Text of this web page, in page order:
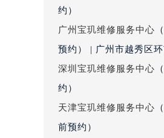
辽宁省盘锦
辽宁省铁岭
辽宁省营口
辽宁省沈阳
约）
广州宝玑维修服务中心
预约） | 广州市越秀区
深圳宝玑维修服务中心
约）
天津宝玑维修服务中心
前预约）